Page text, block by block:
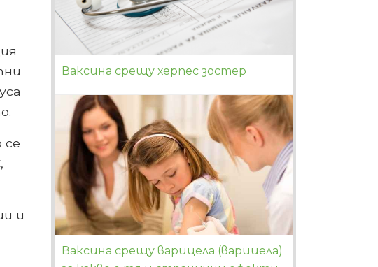
се
и
Ваксина срещу херпес зостер
Ваксина срещу варицела (варицела)